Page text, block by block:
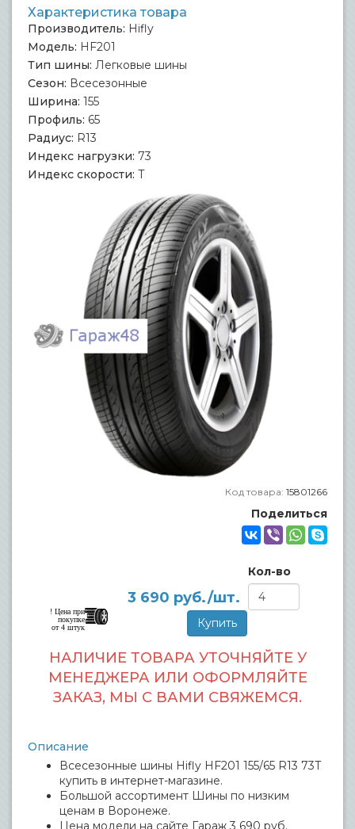
Характеристика товара
Производитель: Hifly
Модель: HF201
Тип шины: Легковые шины
Сезон: Всесезонные
Ширина: 155
Профиль: 65
Радиус: R13
Индекс нагрузки: 73
Индекс скорости: T
Код товара: 15801266
Поделиться
! Цена при
покупке
от 4 штук
3 690 руб./шт.
Кол-во
НАЛИЧИЕ ТОВАРА УТОЧНЯЙТЕ У
МЕНЕДЖЕРА ИЛИ ОФОРМЛЯЙТЕ
ЗАКАЗ, МЫ С ВАМИ СВЯЖЕМСЯ.
Описание
Всесезонные шины Hifly HF201 155/65 R13 73T
купить в интернет-магазине.
Большой ассортимент Шины по низким
ценам в Воронеже.
Цена модели на сайте Гараж 3 690 руб.